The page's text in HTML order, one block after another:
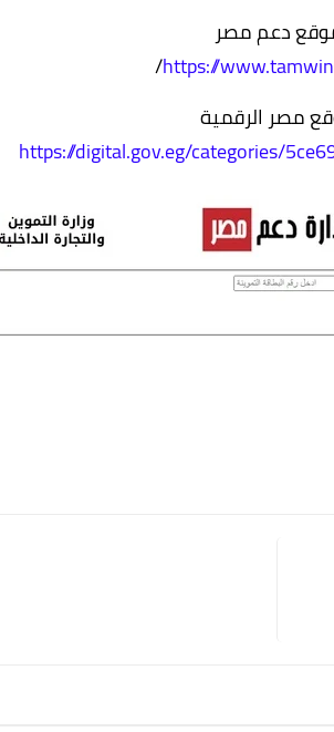
دعم مصر
https://
/
مصر الرقمية
https://digital.gov.eg/categories/